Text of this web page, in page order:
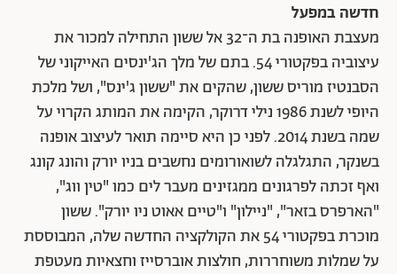
חדשה במפעל
מעצבת האופנה בת ה־32 אל ששון התחילה למכור את
עיצוביה בפקטורי 54. בתם של מלך הג'ינסים האייקוני של
הסבנטיז מוריס ששון, שהקים את "ששון ג'ינס", ושל מלכת
היופי לשנת 1986 נילי דרוקר, הקימה את המותג הקרוי על
שמה בשנת 2014. לפני כן היא סיימה תואר לעיצוב אופנה
בשנקר, התגלגלה לשואורומים נחשבים בניו יורק והונג קונג
ואף זכתה לפרגונים ממגזינים מעבר לים כמו "טין ווג",
"הארפרס בזאר", "ניילון" ו"טיים אאוט ניו יורק". ששון
מוכרת בפקטורי 54 את הקולקציה החדשה שלה, המבוססת
על שמלות משוחררות, חולצות אוברסייז וחצאיות מעטפת